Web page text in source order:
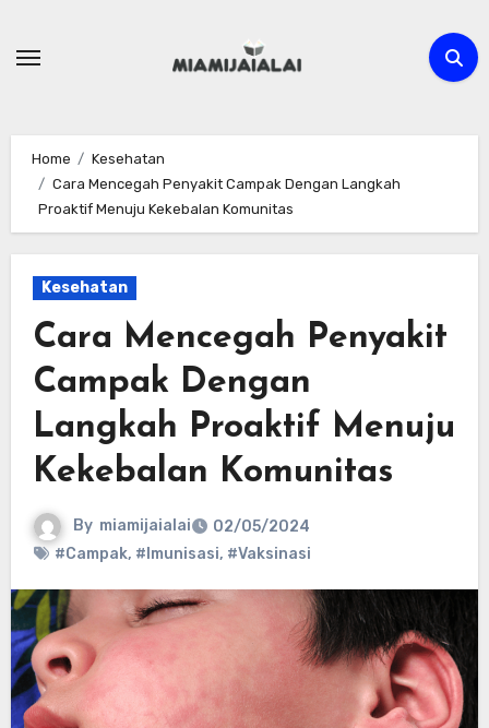
Home
Kesehatan
Cara Mencegah Penyakit Campak Dengan Langkah
Proaktif Menuju Kekebalan Komunitas
Kesehatan
Cara Mencegah Penyakit
Campak Dengan
Langkah Proaktif Menuju
Kekebalan Komunitas
By miamijaialai
02/05/2024
#Campak, #Imunisasi, #Vaksinasi